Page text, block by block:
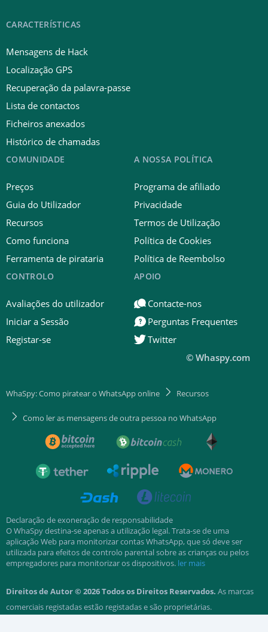
CARACTERÍSTICAS
Mensagens de Hack
Localização GPS
Recuperação da palavra-passe
Lista de contactos
Ficheiros anexados
Histórico de chamadas
COMUNIDADE
Preços
Guia do Utilizador
Recursos
Como funciona
Ferramenta de pirataria
A NOSSA POLÍTICA
Programa de afiliado
Privacidade
Termos de Utilização
Política de Cookies
Política de Reembolso
CONTROLO
Avaliações do utilizador
Iniciar a Sessão
Registar-se
APOIO
Contacte-nos
Perguntas Frequentes
Twitter
© Whaspy.com
WhaSpy: Como piratear o WhatsApp online Recursos
Como ler as mensagens de outra pessoa no WhatsApp
Declaração de exoneração de responsabilidade
O WhaSpy destina-se apenas a utilização legal. Trata-se de uma
aplicação Web para monitorizar contas WhatsApp, que só deve ser
utilizada para efeitos de controlo parental sobre as crianças ou pelos
empregadores para monitorizar os dispositivos. ler mais
Direitos de Autor © 2026 Todos os Direitos Reservados. As marcas
comerciais registadas estão registadas e são proprietárias.